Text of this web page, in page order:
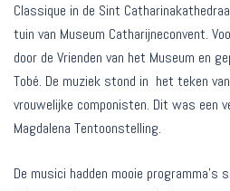
Classique in de Sint
tuin van Museum Catharijneconvent.
door de Vrienden van het Museum en
Tobé. De muziek stond in het teken
vrouwelijke componisten. Dit was een
Magdalena Tentoonstelling.
De musici hadden mooie programma’s